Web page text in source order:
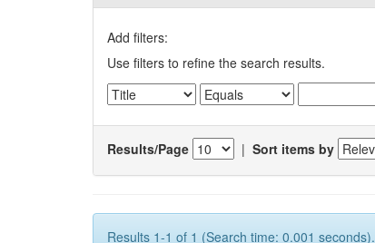
Add filters:
Use filters to refine the search results.
Results/Page | Sort items by
Results 1-1 of 1 (Search time: 0.001 seconds).